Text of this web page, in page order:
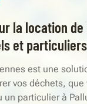
la location
et
est une
vos déchets, que
un particulier à